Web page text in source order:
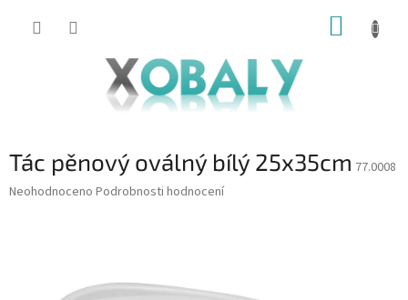
KOŠÍK
Tác pěnový oválný bílý 25x35cm 77.0008
Průměrné
Neohodnoceno Podrobnosti hodnocení